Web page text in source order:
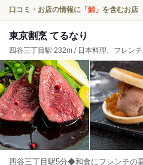
口コミ・お店の情報に 「鯖」 を含むお店
東京割烹 てるなり
四谷三丁目駅 232m / 日本料理、フレン
四谷三丁目駅5分◆和食にフレンチの